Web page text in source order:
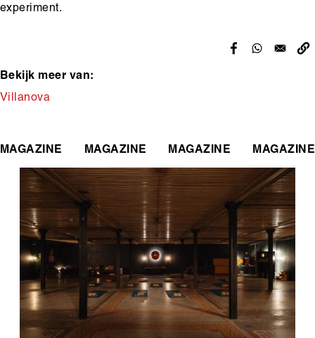
experiment.
Bekijk meer van:
Makers
Villanova
MAGAZINE MAGAZINE MAGAZINE MAGAZINE